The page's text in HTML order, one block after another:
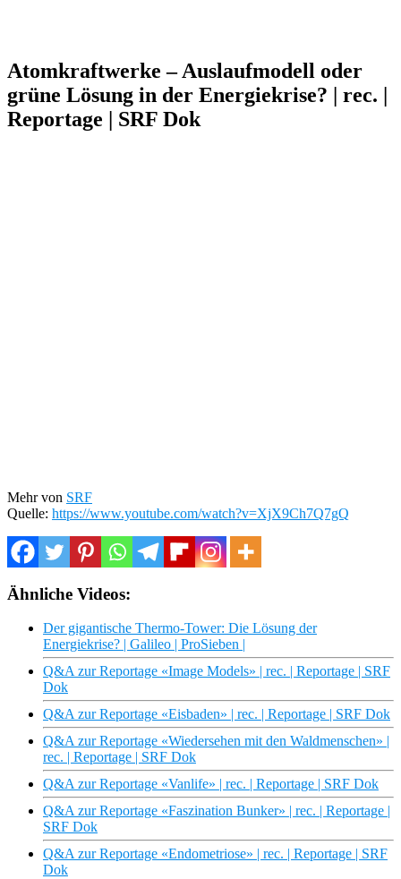
Atomkraftwerke – Auslaufmodell oder
grüne Lösung in der Energiekrise? | rec. |
Reportage | SRF Dok
Mehr von SRF
Quelle: https://www.youtube.com/watch?v=XjX9Ch7Q7gQ
Ähnliche Videos:
Der gigantische Thermo-Tower: Die Lösung der
Energiekrise? | Galileo | ProSieben |
Q&A zur Reportage «Image Models» | rec. | Reportage | SRF
Dok
Q&A zur Reportage «Eisbaden» | rec. | Reportage | SRF Dok
Q&A zur Reportage «Wiedersehen mit den Waldmenschen» |
rec. | Reportage | SRF Dok
Q&A zur Reportage «Vanlife» | rec. | Reportage | SRF Dok
Q&A zur Reportage «Faszination Bunker» | rec. | Reportage |
SRF Dok
Q&A zur Reportage «Endometriose» | rec. | Reportage | SRF
Dok